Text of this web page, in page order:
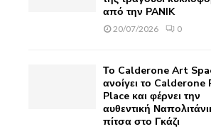
από την PANIK
20/07/2026 0
Το Calderone Art
ανοίγει το Calderone
Place και φέρνει την
αυθεντική
πίτσα στο Γκάζι